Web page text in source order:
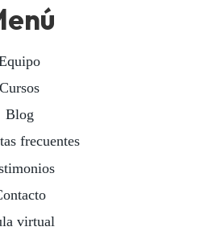
Cursos
Blog
frecuentes
virtual